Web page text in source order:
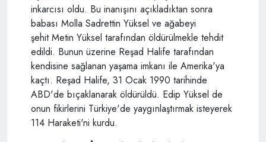
inkarcısı oldu. Bu inanışını açıkladıktan sonra
babası Molla Sadrettin Yüksel ve ağabeyi
şehit Metin Yüksel tarafından öldürülmekle tehdit
edildi. Bunun üzerine Reşad Halife tarafından
kendisine sağlanan yaşama imkanı ile Amerika'ya
kaçtı. Reşad Halife, 31 Ocak 1990 tarihinde
ABD'de bıçaklanarak öldürüldü. Edip Yüksel de
onun fikirlerini Türkiye'de yaygınlaştırmak isteyerek
114 Haraketi'ni kurdu.